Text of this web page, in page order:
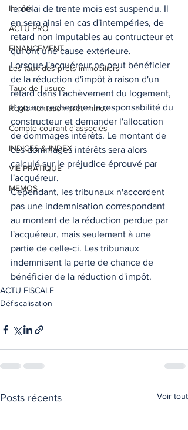
Impôts
ACTU PRO
FINANCEMENT
Les taux des prêts immobiliers
Taux de l'usure
Règlementation prêt immo.
Compte courant d'associés
INDICES & INDEX
VIE PRATIQUE
MEMOS
le délai de trente mois est suspendu. Il
en sera ainsi en cas d'intempéries, de
retard non imputables au contructeur et
qui ont une cause extérieure.
Lorsque l'acquéreur ne peut bénéficier
de la réduction d'impôt à raison d'un
retard dans l'achèvement du logement,
il pourra rechercher la responsabilité du
constructeur et demander l'allocation
de dommages intérêts. Le montant de
ces dommages intérêts sera alors
calculé sur le préjudice éprouvé par
l'acquéreur.
Cependant, les tribunaux n'accordent
pas une indemnisation correspondant
au montant de la réduction perdue par
l'acquéreur, mais seulement à une
partie de celle-ci. Les tribunaux
indemnisent la perte de chance de
bénéficier de la réduction d'impôt.
ACTU FISCALE
Défiscalisation
Posts récents Voir tout